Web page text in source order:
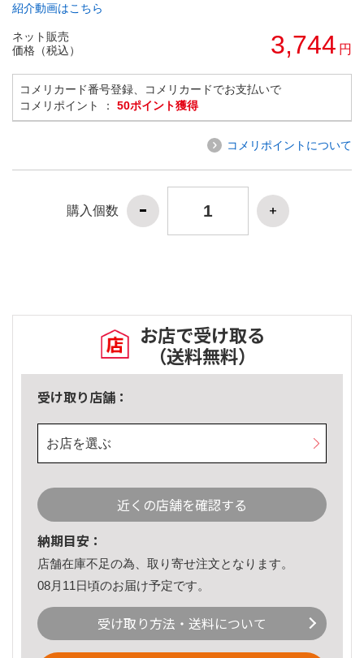
紹介動画はこちら
ネット販売
価格（税込）
3,744 円
コメリカード番号登録、コメリカードでお支払いで
コメリポイント ： 50ポイント獲得
コメリポイントについて
購入個数
お店で受け取る
（送料無料）
受け取り店舗：
お店を選ぶ
近くの店舗を確認する
納期目安：
店舗在庫不足の為、取り寄せ注文となります。
08月11日頃のお届け予定です。
受け取り方法・送料について